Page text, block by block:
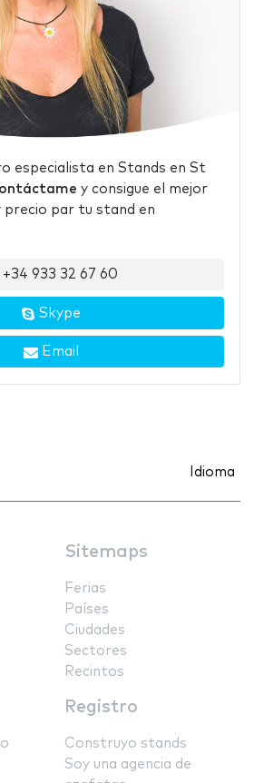
especialista en Stands en St
y consigue el mejor
precio par tu stand en
+34 933 32 67 60
Skype
Email
Idioma
Sitemaps
Ferias
Países
Ciudades
Sectores
Recintos
Registro
Construyo stands
Soy una agencia de